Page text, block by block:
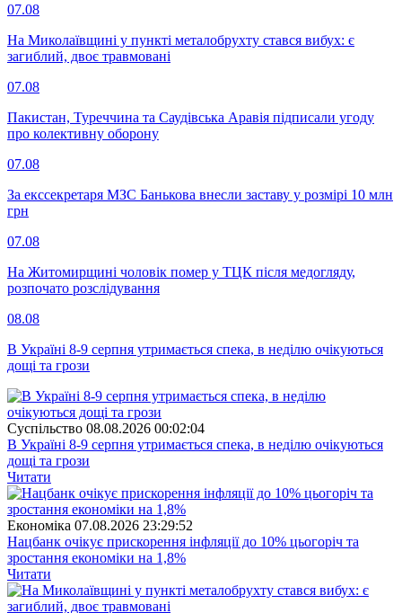
07.08
На Миколаївщині у пункті металобрухту стався вибух: є
загиблий, двоє травмовані
07.08
Пакистан, Туреччина та Саудівська Аравія підписали угоду
про колективну оборону
07.08
За екссекретаря МЗС Банькова внесли заставу у розмірі 10 млн
грн
07.08
На Житомирщині чоловік помер у ТЦК після медогляду,
розпочато розслідування
08.08
В Україні 8-9 серпня утримається спека, в неділю очікуються
дощі та грози
Суспiльство 08.08.2026 00:02:04
В Україні 8-9 серпня утримається спека, в неділю очікуються
дощі та грози
Читати
Економіка 07.08.2026 23:29:52
Нацбанк очікує прискорення інфляції до 10% цьогоріч та
зростання економіки на 1,8%
Читати